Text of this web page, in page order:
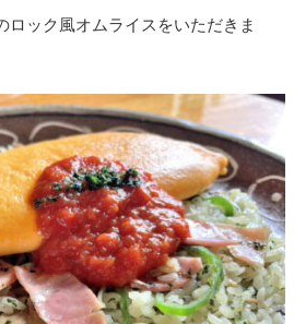
ロック風オムライスをいただきま